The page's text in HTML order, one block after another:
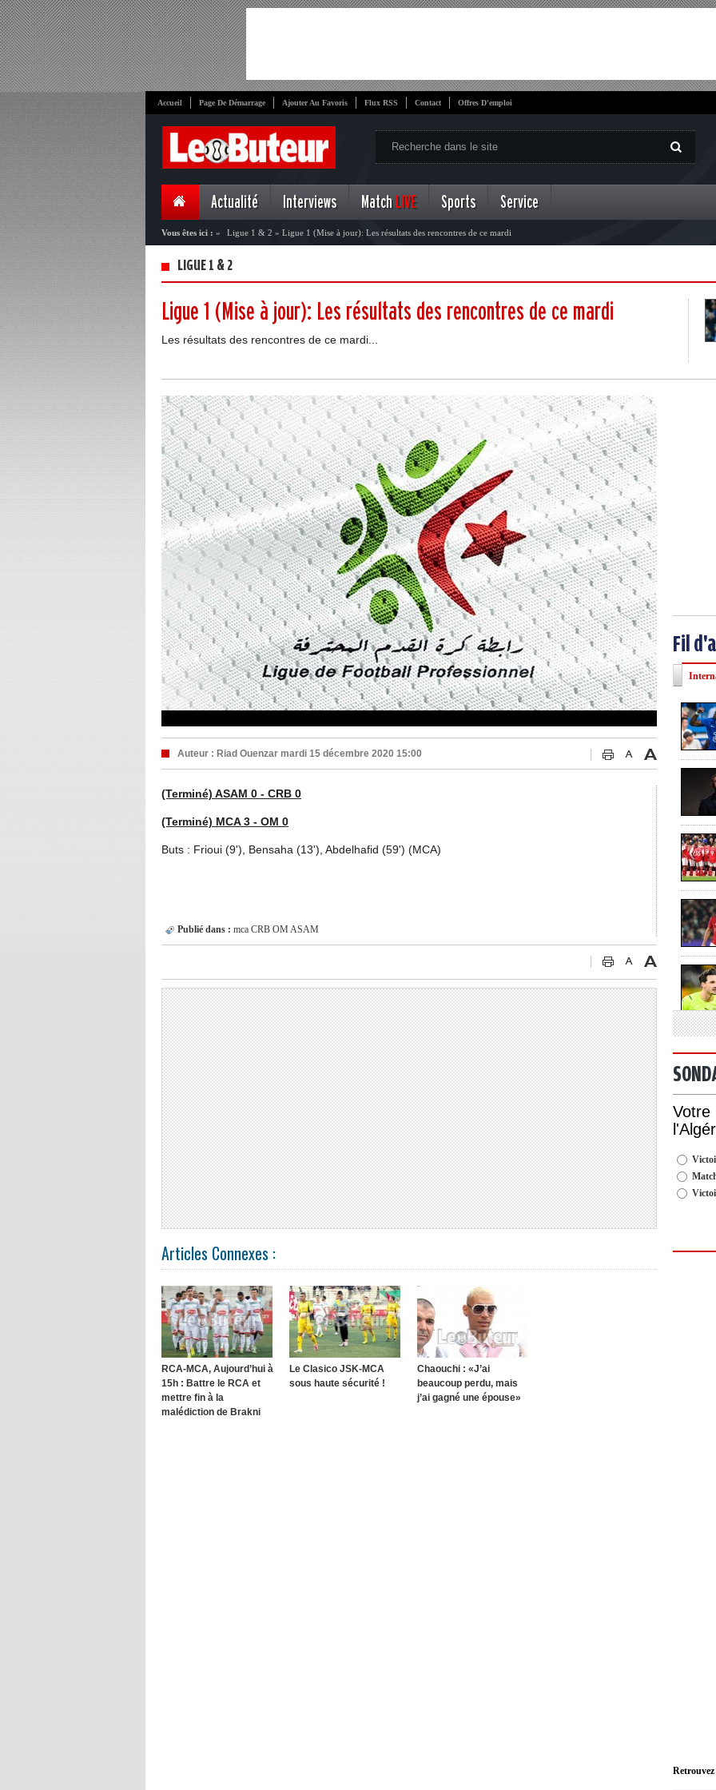
Accueil Page De Démarrage Ajouter Au Favoris Flux RSS Contact Offres D'emploi
Actualité Interviews Match LIVE Sports Service
Vous êtes ici : » Ligue 1 & 2 » Ligue 1 (Mise à jour): Les résultats des rencontres de ce mardi
LIGUE 1 & 2
Ligue 1 (Mise à jour): Les résultats des rencontres de ce mardi
Les résultats des rencontres de ce mardi...
Auteur : Riad Ouenzar mardi 15 décembre 2020 15:00
(Terminé) ASAM 0 - CRB 0
(Terminé) MCA 3 - OM 0
Buts : Frioui (9'), Bensaha (13'), Abdelhafid (59') (MCA)
Publié dans : mca CRB OM ASAM
Articles Connexes :
RCA-MCA, Aujourd’hui à
15h : Battre le RCA et
mettre fin à la
malédiction de Brakni
Le Clasico JSK-MCA
sous haute sécurité !
Chaouchi : «J’ai
beaucoup perdu, mais
j’ai gagné une épouse»
Fil
Votre